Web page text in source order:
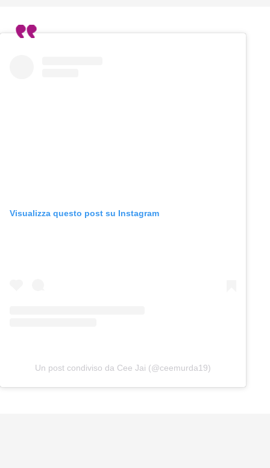
Visualizza questo post su Instagram
Un post condiviso da Cee Jai (@ceemurda19)